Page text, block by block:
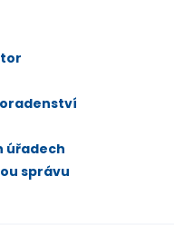
úřadech
správu